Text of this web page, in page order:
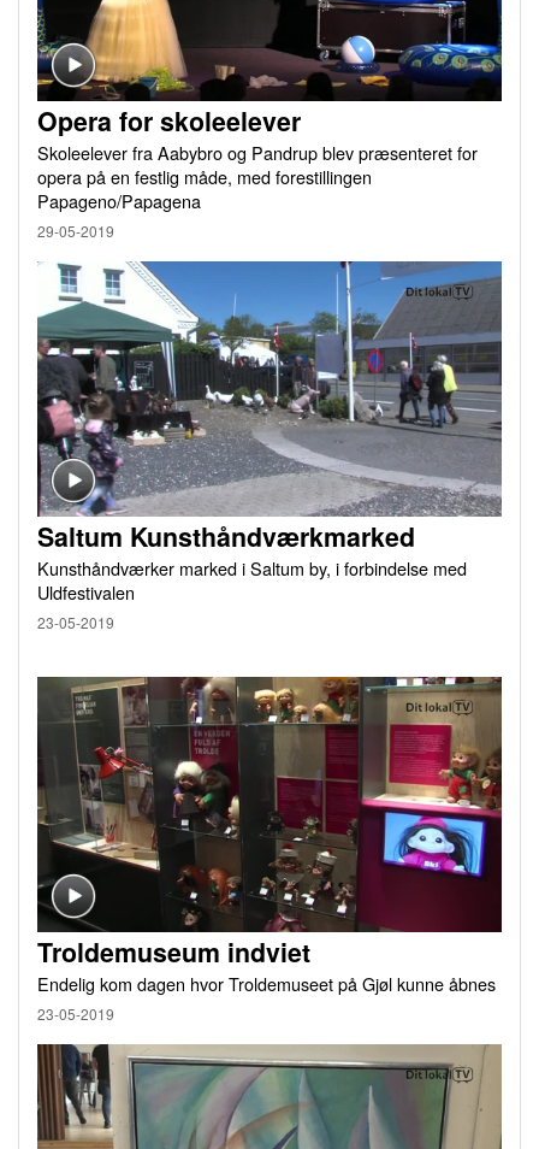
Opera for skoleelever
Skoleelever fra Aabybro og Pandrup blev præsenteret for
opera på en festlig måde, med forestillingen
Papageno/Papagena
29-05-2019
Saltum Kunsthåndværkmarked
Kunsthåndværker marked i Saltum by, i forbindelse med
Uldfestivalen
23-05-2019
Troldemuseum indviet
Endelig kom dagen hvor Troldemuseet på Gjøl kunne åbnes
23-05-2019